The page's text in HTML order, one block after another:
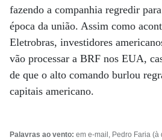
fazendo a companhia regredir
época da união. Assim como
Eletrobras, investidores
vão processar a BRF nos EUA,
de que o alto comando burlou
capitais americano.
Palavras ao vento: em e-mail, Pedro Faria (à